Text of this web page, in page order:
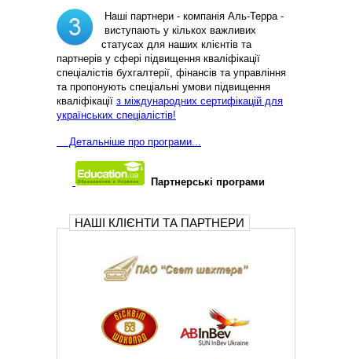
Наші партнери - компанія Аль-Терра -
виступають у кількох важливих
статусах для наших клієнтів та
партнерів у сфері підвищення кваліфікації
спеціалістів бухгалтерії, фінансів та управління
та пропонують спеціальні умови підвищення
кваліфікації з міждународних сертифікацій для
українських спеціалістів!
Детальніше про програми...
Партнерські програми
НАШІ КЛІЄНТИ ТА ПАРТНЕРИ